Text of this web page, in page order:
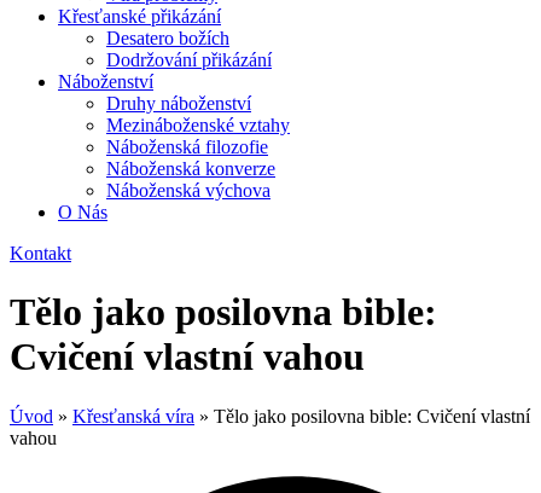
Křesťanské přikázání
Desatero božích
Dodržování přikázání
Náboženství
Druhy náboženství
Mezináboženské vztahy
Náboženská filozofie
Náboženská konverze
Náboženská výchova
O Nás
Kontakt
Tělo jako posilovna bible:
Cvičení vlastní vahou
Úvod » Křesťanská víra » Tělo jako posilovna bible: Cvičení vlastní
vahou